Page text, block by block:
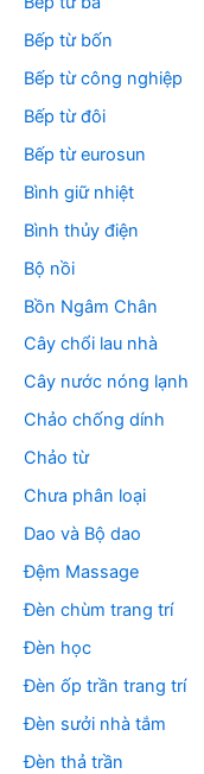
Bếp từ bốn
Bếp từ công nghiệp
Bếp từ đôi
Bếp từ eurosun
Bình giữ nhiệt
Bình thủy điện
Bộ nồi
Bồn Ngâm Chân
Cây chổi lau nhà
Cây nước nóng lạnh
Chảo chống dính
Chảo từ
Chưa phân loại
Dao và Bộ dao
Đệm Massage
Đèn chùm trang trí
Đèn học
Đèn ốp trần trang trí
Đèn sưởi nhà tắm
Đèn thả trần